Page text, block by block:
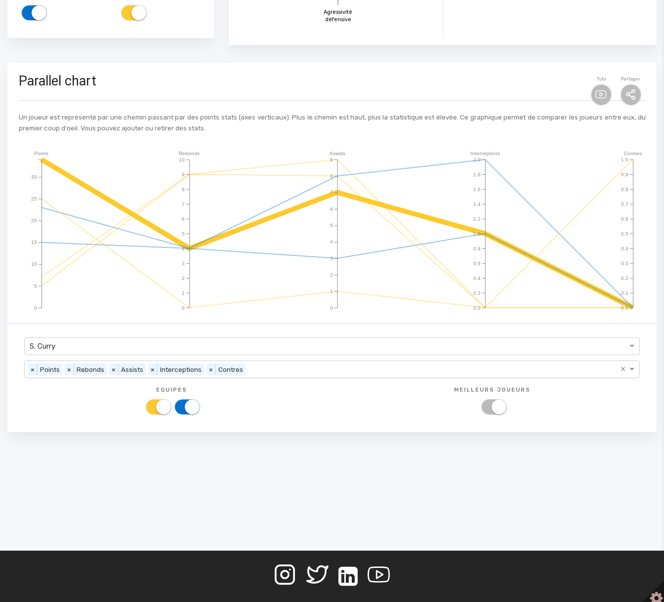
Agressivité
défensive
Partager
Tuto
Parallel chart
Un joueur est représenté par une chemin passant par des points stats (axes verticaux). Plus le chemin est haut, plus la statistique est élevée. Ce graphique permet de comparer les joueurs entre eux, du
premier coup d'oeil. Vous pouvez ajouter ou retirer des stats.
0
5
10
15
20
25
30
Points
0
1
2
3
4
5
6
7
8
9
10
Rebonds
0
1
2
3
4
5
6
7
8
9
Assists
0.0
0.2
0.4
0.6
0.8
1.0
1.2
1.4
1.6
1.8
2.0
Interceptions
0.0
0.1
0.2
0.3
0.4
0.5
0.6
0.7
0.8
0.9
1.0
Contres
S. Curry
× Points × Rebonds × Assists × Interceptions × Contres ×
EQUIPES MEILLEURS JOUEURS